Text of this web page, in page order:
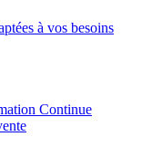
à vos besoins
Continue